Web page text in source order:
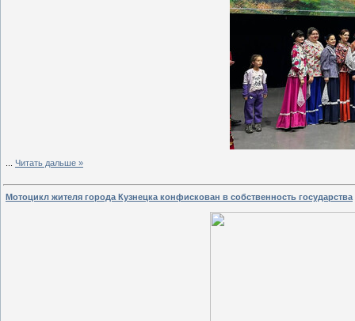
Читать дальше »
Мотоцикл жителя города Кузнецка конфискован в собственность государства